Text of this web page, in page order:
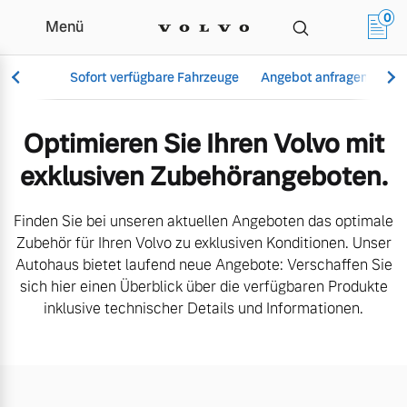
Aktuelle Zubehörangebote |
Menü
Sofort verfügbare Fahrzeuge Angebot anfragen
Vollelektrisch
Aktuelle Angebote
Über uns
Optimieren Sie Ihren Volvo mit
exklusiven Zubehörangeboten.
Finden Sie bei unseren aktuellen Angeboten das optimale
Zubehör für Ihren Volvo zu exklusiven Konditionen. Unser
Autohaus bietet laufend neue Angebote: Verschaffen Sie
sich hier einen Überblick über die verfügbaren Produkte
inklusive technischer Details und Informationen.
0